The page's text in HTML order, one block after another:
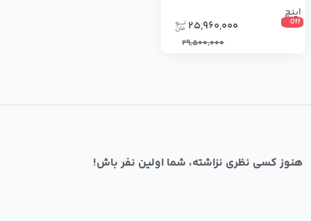
اینچ
Off
25,960,000
29,500,000
هنوز کسی نظری نزاشته، شما اولین نفر باش!